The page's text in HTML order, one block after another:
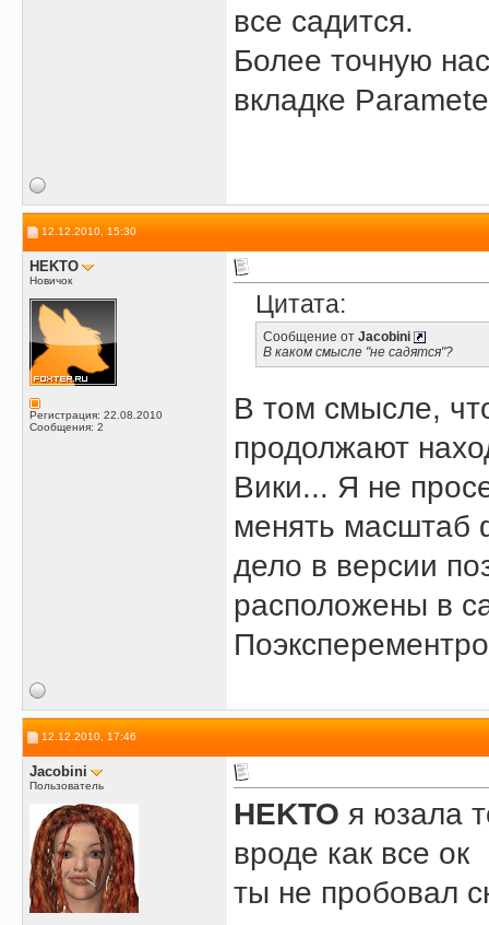
все садится.
Более точную
вкладке
12.12.2010, 15:30
HEKTO
Новичок
Регистрация: 22.08.2010
Сообщения: 2
Цитата:
Сообщение от Jacobini
В каком смысле "не садятся"?
В том смысле,
продолжают
Вики... Я не
менять масштаб
дело в версии
расположены в
12.12.2010, 17:46
Jacobini
Пользователь
HEKTO я юзала
вроде как все ок
ты не пробовал